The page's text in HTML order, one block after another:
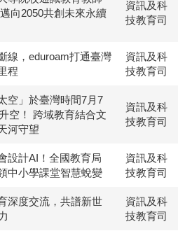
向2050共創未來永續
資訊及科
技教育司
線，eduroam打通臺灣
程
資訊及科
技教育司
空」於臺灣時間7月7
空！ 跨域教育結合文
河守望
資訊及科
技教育司
設計AI！全國教育局
中小學課堂智慧蛻變
資訊及科
技教育司
深度交流，共譜新世
資訊及科
技教育司